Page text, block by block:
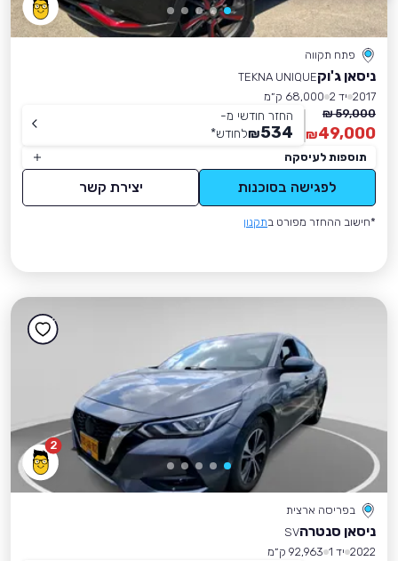
פתח תקווה
ניסאן ג'וקTEKNA UNIQUE
2017 יד 2
68,000 ק״מ
59,000 ₪
49,000
₪
החזר חודשי מ-
534
₪לחודש*
תוספות לעיסקה
לפגישה בסוכנות יצירת קשר
*חישוב ההחזר מפורט בתקנון
2
בפריסה ארצית
ניסאן סנטרהSV
2022 יד 1
92,963 ק״מ